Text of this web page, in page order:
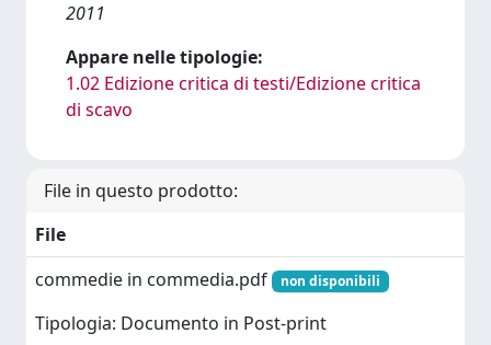
2011
Appare nelle tipologie:
1.02 Edizione critica di testi/Edizione critica
di scavo
File in questo prodotto:
File
commedie in commedia.pdf
non disponibili
Tipologia: Documento in Post-print